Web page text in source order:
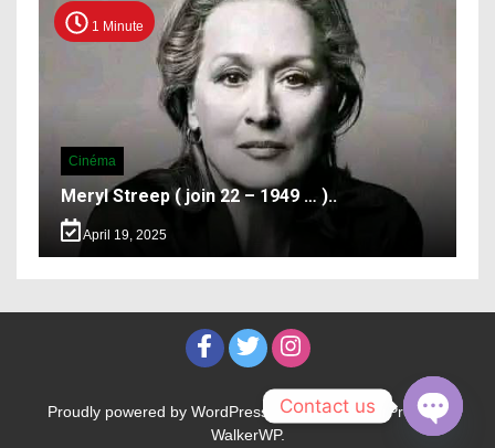
1 Minute
Cinéma
Meryl Streep ( join 22 – 1949 … )..
April 19, 2025
Proudly powered by WordPress |Theme: WalkerPress by
WalkerWP.
Contact us